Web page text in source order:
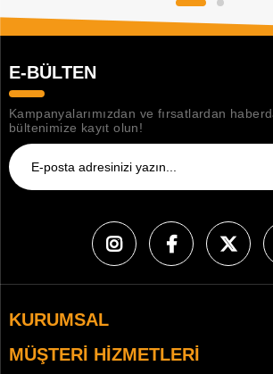
E-BÜLTEN
Kampanyalarımızdan ve fırsatlardan
bültenimize kayıt olun!
KURUMSAL
MÜŞTERI HIZMETLERI